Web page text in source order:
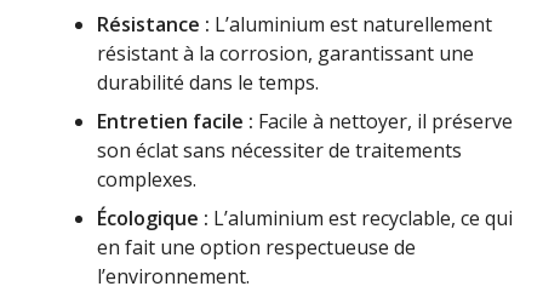
Résistance : L’aluminium est naturellement
résistant à la corrosion, garantissant une
durabilité dans le temps.
Entretien facile : Facile à nettoyer, il préserve
son éclat sans nécessiter de traitements
complexes.
Écologique : L’aluminium est recyclable, ce qui
en fait une option respectueuse de
l’environnement.